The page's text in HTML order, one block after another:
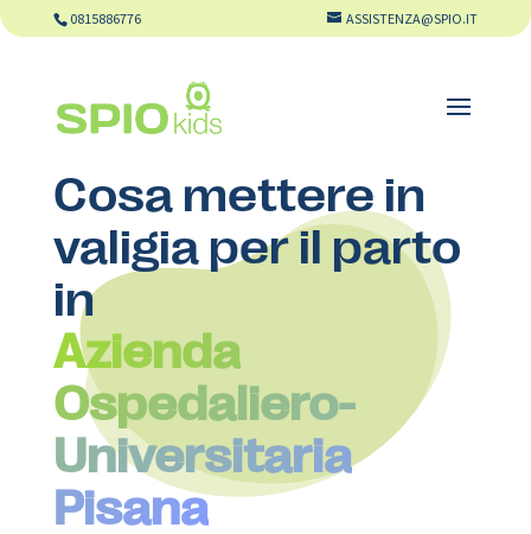
0815886776 ASSISTENZA@SPIO.IT
Cosa mettere in
valigia per il parto
in
Azienda
Ospedaliero-
Universitaria
Pisana